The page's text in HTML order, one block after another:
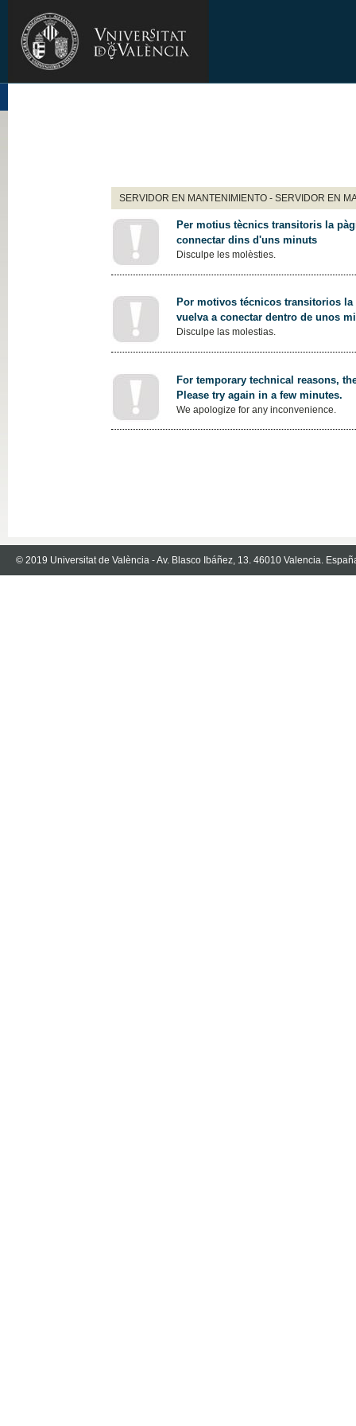
SERVIDOR EN MANTENIMIENTO - SERVIDOR EN
Per motius tècnics transitoris la
connectar dins d'uns minuts
Disculpe les molèsties.
Por motivos técnicos transitorios
vuelva a conectar dentro de unos
Disculpe las molestias.
For temporary technical reasons,
Please try again in a few minutes.
We apologize for any inconvenience.
© 2019 Universitat de València - Av. Blasco Ibáñez, 13. 46010 Valencia.